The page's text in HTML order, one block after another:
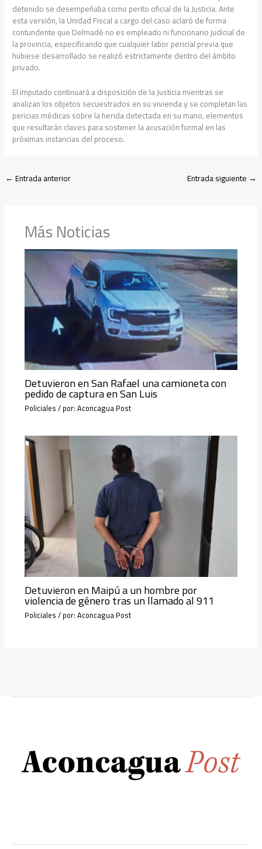
detenido se desempeñaba como perito oficial de la Justicia. Ante
esta versión, la Unidad Fiscal a cargo del caso aclaró de forma
contundente que Delmadé no es empleado ni funcionario judicial de
la provincia, especificando que cualquier labor pericial previa que
hubiese desarrollado se realizó estrictamente dentro del ámbito
privado.
El imputado continuará a disposición de la Justicia mientras se
analizan los objetos secuestrados en su vivienda y se completan las
pericias médicas sobre la herida detectada en su mano, elementos
que resultarán claves para sostener la acusación formal en las
próximas instancias del proceso.
←Entrada anterior Entrada siguiente →
Más Noticias
Detuvieron en San Rafael una camioneta con
pedido de captura en San Luis
Policiales/ por:Aconcagua Post
Detuvieron en Maipú a un hombre por
violencia de género tras un llamado al 911
Policiales/ por:Aconcagua Post